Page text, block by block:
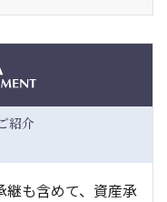
紹介
も含めて、資産承